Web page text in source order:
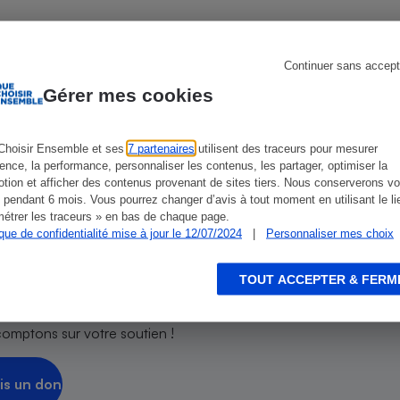
Gérer mes cookies
Ensemble et ses 7 partenaires utilisent des traceurs pour mesurer
la performance, personnaliser les contenus, les partager, optimiser la
et afficher des contenus provenant de sites tiers. Nous conserverons
pendant 6 mois. Vous pourrez changer d’avis à tout moment en utilisant le
les traceurs » en bas de chaque page.
de confidentialité mise à jour le 12/07/2024
| Personnaliser mes choix
Continuer sans
TOUT ACCEPTER &
que non-exhaustive. À l’exception des autorisations
La Note Que Choisir, il n’existe aucune relation
sur votre soutien !
un don
Four encastrable
Lessive